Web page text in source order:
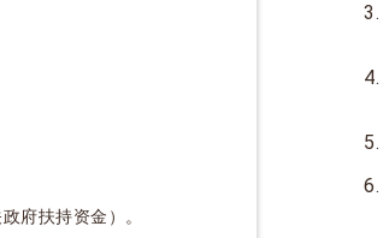
府扶持资金）。
3.
4.
5.
6.